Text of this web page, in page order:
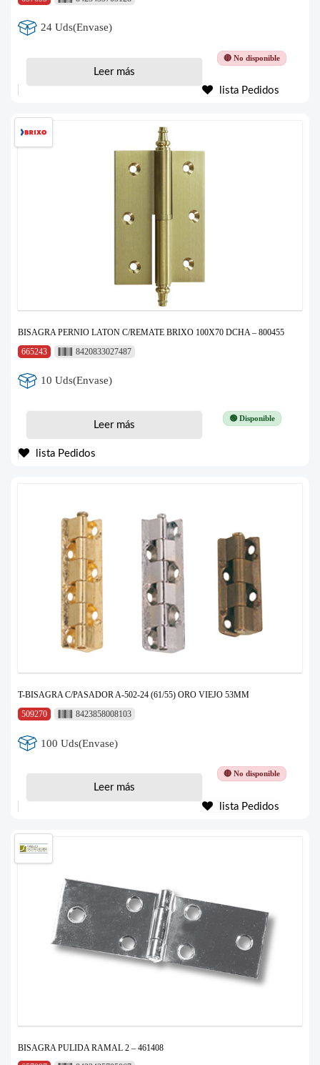
24 Uds(Envase)
🔴 No disponible
Leer más
lista Pedidos
BISAGRA PERNIO LATON C/REMATE BRIXO 100X70 DCHA – 800455
665243
8420833027487
10 Uds(Envase)
🟢 Disponible
Leer más
lista Pedidos
T-BISAGRA C/PASADOR A-502-24 (61/55) ORO VIEJO 53MM
509270
8423858008103
100 Uds(Envase)
🔴 No disponible
Leer más
lista Pedidos
BISAGRA PULIDA RAMAL 2 – 461408